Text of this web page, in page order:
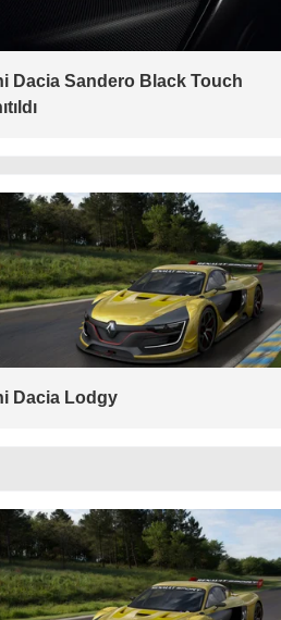
Dacia Sandero Black Touch
Dacia Lodgy